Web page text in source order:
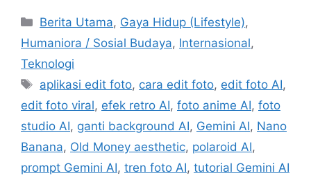
C
a
e
g
o
r
i
s
Berita Utama, Gaya Hidup (Lifestyle),
Humaniora / Sosial Budaya, Internasional,
Teknologi
T
a
s
aplikasi edit foto, cara edit foto, edit foto AI,
edit foto viral, efek retro AI, foto anime AI, foto
studio AI, ganti background AI, Gemini AI, Nano
Banana, Old Money aesthetic, polaroid AI,
prompt Gemini AI, tren foto AI, tutorial Gemini AI